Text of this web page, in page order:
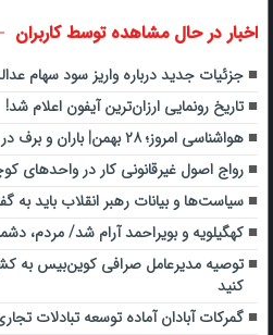
اخبار در حال مشاهده توسط کاربران
جزئیات جدید درباره واریز سود سهام
تاریخ رونمایی ارزان‌ترین آیفون اعلام شد!
هواشناسی امروز؛ ۲۸ بهمن| باران و برف در ۱۳ استان
رواج اصول غیرقانونی کار در واحدهای
سیاست‌ها و بیانات رهبر انقلاب باید به
کهگیلویه و بویراحمد آرام شد/ مردم،
توصیه مدیرعامل صرافی کوین‌بیس به
کنید
گمرکات آبادان آماده توسعه تبادلات